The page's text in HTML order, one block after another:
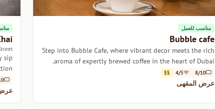
مناسب للعمل
Bubble cafe
Step into Bubble Cafe, where vibrant decor meets the rich
aroma of expertly brewed coffee in the heart of Dubai.
8/10
4/5
$$
عرض المقهى
sip